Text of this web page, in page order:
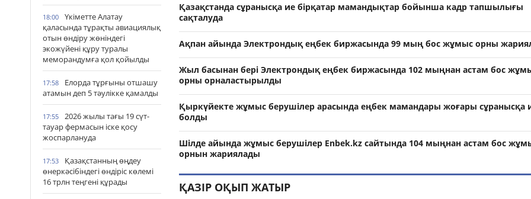
18:00
Үкіметте Алатау
қаласында тұрақты авиациялық
отын өндіру жөніндегі
экожүйені құру туралы
меморандумға қол қойылды
17:58
Елорда тұрғыны отшашу
атамын деп 5 тәулікке қамалды
17:55
2026 жылы тағы 19 сүт-
тауар фермасын іске қосу
жоспарлануда
17:53
Қазақстанның өңдеу
өнеркәсібіндегі өндіріс көлемі
16 трлн теңгені құрады
Қазақстанда сұранысқа ие бірқатар мамандықтар бойынша кадр тапшылығы
сақталуда
Ақпан айында Электрондық еңбек биржасында 99 мың бос жұмыс орны
Жыл басынан бері Электрондық еңбек биржасында 102 мыңнан астам бос
орны орналастырылды
Қыркүйекте жұмыс берушілер арасында еңбек мамандары жоғары сұранысқа
болды
Шілде айында жұмыс берушілер Enbek.kz сайтында 104 мыңнан астам бос
орнын жариялады
ҚАЗІР ОҚЫП ЖАТЫР